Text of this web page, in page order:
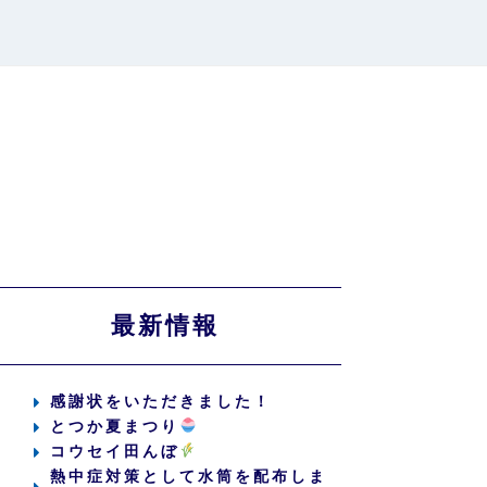
最新情報
感謝状をいただきました！
とつか夏まつり
コウセイ田んぼ
熱中症対策として水筒を配布しま